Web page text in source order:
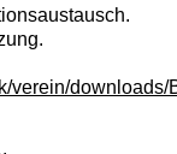
verein/downloads/